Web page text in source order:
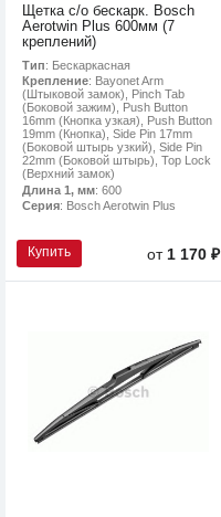
Щетка с/о бескарк. Bosch
Aerotwin Plus 600мм (7
креплений)
Тип: Бескаркасная
Крепление: Bayonet Arm
(Штыковой замок), Pinch Tab
(Боковой зажим), Push Button
16mm (Кнопка узкая), Push Button
19mm (Кнопка), Side Pin 17mm
(Боковой штырь узкий), Side Pin
22mm (Боковой штырь), Top Lock
(Верхний замок)
Длина 1, мм: 600
Серия: Bosch Aerotwin Plus
Купить от1 170 ₽